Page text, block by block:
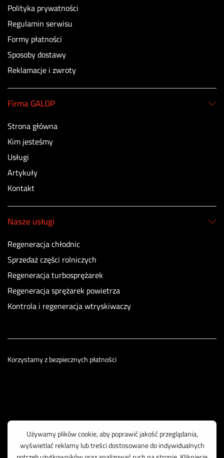
Polityka prywatności
Regulamin serwisu
Formy płatności
Sposoby dostawy
Reklamacje i zwroty
Firma GALOP
Strona główna
Kim jesteśmy
Usługi
Artykuły
Kontakt
Nasze usługi
Regeneracja chłodnic
Sprzedaż części rolniczych
Regeneracja turbosprężarek
Regeneracja sprężarek powietrza
Kontrola i regeneracja wtryskiwaczy
Korzystamy z bezpiecznych płatności